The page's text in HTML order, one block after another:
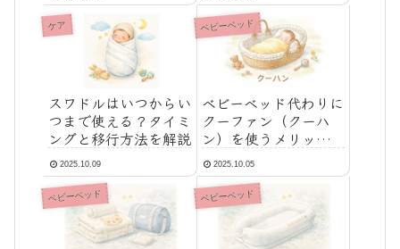
ケア
スワドルはいつからい
つまで使える？タイミ
ングと移行方法を解説
2025.10.09
ベビーベッド
ベビーベッド代わりに
クーファン（クーハ
ン）を使うメリットと
注意点
2025.10.05
ベビーベッド ベビーベッド